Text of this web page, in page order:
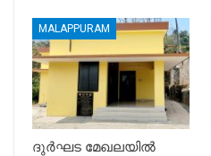
MALAPPURAM
ദുര്‍ഘട മേഖലയില്‍